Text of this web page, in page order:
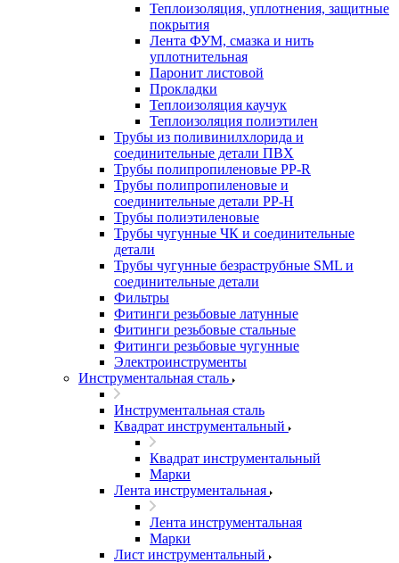
Теплоизоляция, уплотнения, защитные
покрытия
Лента ФУМ, смазка и нить
уплотнительная
Паронит листовой
Прокладки
Теплоизоляция каучук
Теплоизоляция полиэтилен
Трубы из поливинилхлорида и
соединительные детали ПВХ
Трубы полипропиленовые PP-R
Трубы полипропиленовые и
соединительные детали PP-H
Трубы полиэтиленовые
Трубы чугунные ЧК и соединительные
детали
Трубы чугунные безраструбные SML и
соединительные детали
Фильтры
Фитинги резьбовые латунные
Фитинги резьбовые стальные
Фитинги резьбовые чугунные
Электроинструменты
Инструментальная сталь
Инструментальная сталь
Квадрат инструментальный
Квадрат инструментальный
Марки
Лента инструментальная
Лента инструментальная
Марки
Лист инструментальный